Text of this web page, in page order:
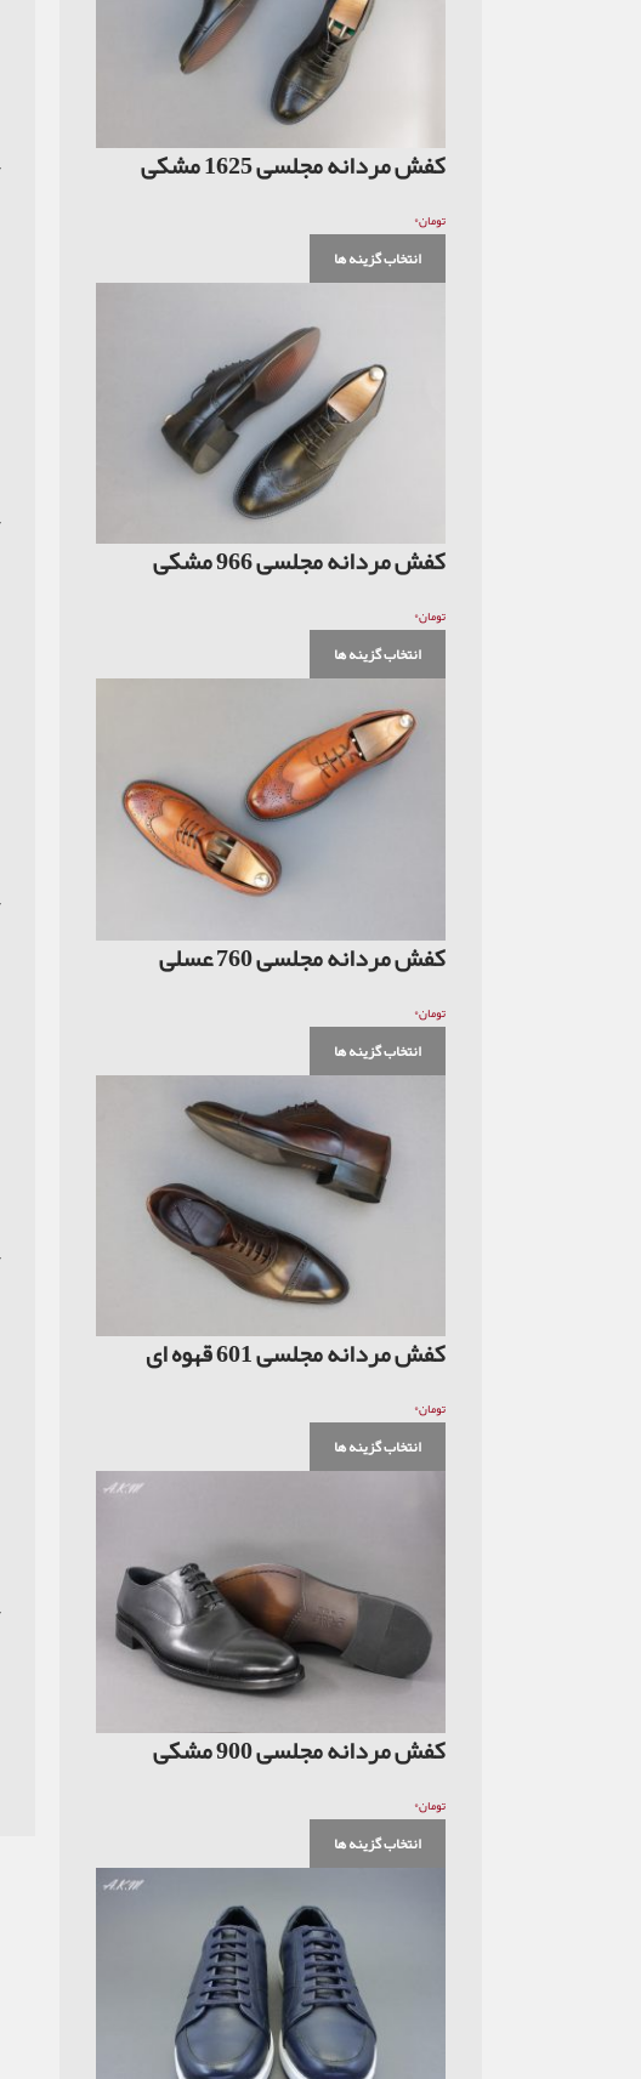
کفش مردانه مجلسی 1625 مشکی
تومان۰
انتخاب گزینه ها
کفش مردانه مجلسی 966 مشکی
تومان۰
انتخاب گزینه ها
کفش مردانه مجلسی 760 عسلی
تومان۰
انتخاب گزینه ها
کفش مردانه مجلسی 601 قهوه ای
تومان۰
انتخاب گزینه ها
کفش مردانه مجلسی 900 مشکی
تومان۰
انتخاب گزینه ها